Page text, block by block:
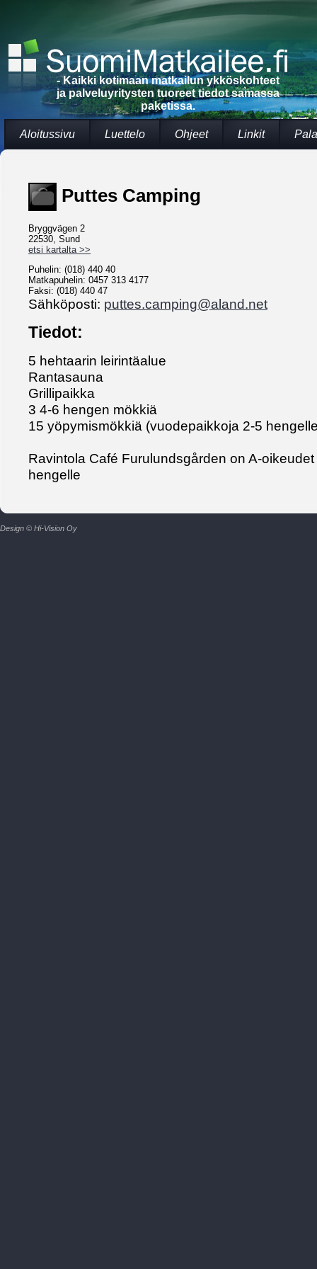
- Kaikki kotimaan matkailun ykköskohteet
ja palveluyritysten tuoreet tiedot samassa
paketissa.
Aloitussivu Luettelo Ohjeet Linkit
Puttes Camping
Bryggvägen 2
22530, Sund
etsi kartalta >>
Puhelin: (018) 440 40
Matkapuhelin: 0457 313 4177
Faksi: (018) 440 47
Sähköposti: puttes.camping@aland.net
Tiedot:
5 hehtaarin leirintäalue
Rantasauna
Grillipaikka
3 4-6 hengen mökkiä
15 yöpymismökkiä (vuodepaikkoja 2-5
Ravintola Café Furulundsgården on A-
hengelle
Design © Hi-Vision Oy